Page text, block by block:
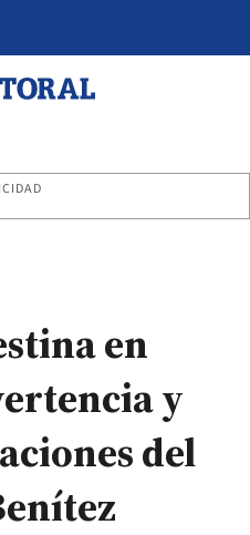
en
y
del